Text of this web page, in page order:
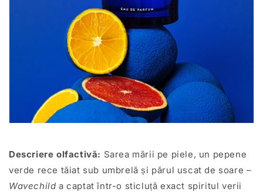
Descriere olfactivă: Sarea mării pe piele, un pepene
verde rece tăiat sub umbrelă și părul uscat de soare –
Wavechild a captat într-o sticluță exact spiritul verii